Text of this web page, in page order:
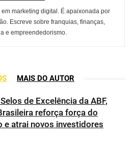
marketing digital. É apaixonada por
Escreve sobre franquias, finanças,
e empreendedorismo.
MAIS DO AUTOR
de Excelência da ABF,
reforça força do
e atrai novos investidores